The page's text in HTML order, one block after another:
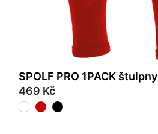
SPOLF PRO 1PACK štulpny
469 Kč